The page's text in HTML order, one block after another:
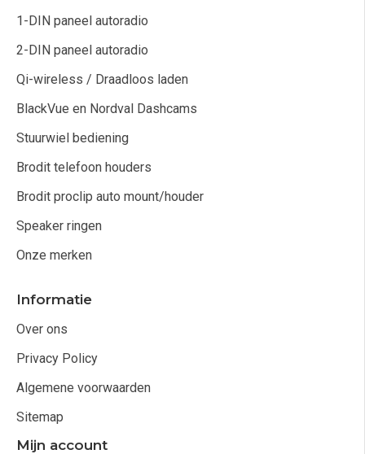
1-DIN paneel autoradio
2-DIN paneel autoradio
Qi-wireless / Draadloos laden
BlackVue en Nordval Dashcams
Stuurwiel bediening
Brodit telefoon houders
Brodit proclip auto mount/houder
Speaker ringen
Onze merken
Informatie
Over ons
Privacy Policy
Algemene voorwaarden
Sitemap
Mijn account